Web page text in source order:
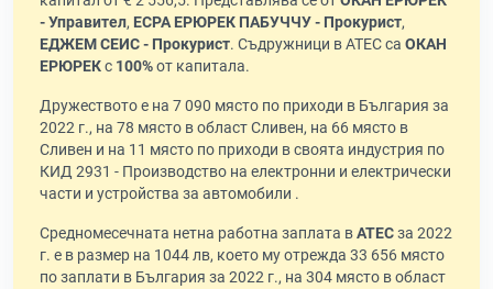
- Управител, ЕСРА ЕРЮРЕК ПАБУЧЧУ - Прокурист,
ЕДЖЕМ СЕИС - Прокурист. Съдружници в АТЕС са ОКАН
ЕРЮРЕКс 100%от капитала.
Дружеството е на 7 090 място по приходи в България за
2022 г., на 78 място в област Сливен, на 66 място в
Сливен и на 11 място по приходи в своята индустрия по
КИД 2931 - Производство на електронни и електрически
части и устройства за автомобили .
Средномесечната нетна работна заплата вАТЕСза 2022
г. е в размер на 1044 лв, което му отрежда 33 656 място
по заплати в България за 2022 г., на 304 място в област